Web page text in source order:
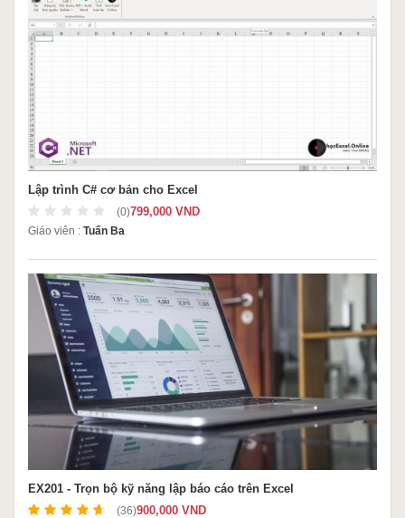
Lập trình C# cơ bản cho Excel
(0)799,000 VND
Giáo viên : Tuấn Ba
EX201 - Trọn bộ kỹ năng lập báo cáo trên Excel
(36)900,000 VND